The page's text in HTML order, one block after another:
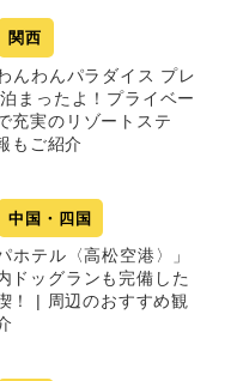
関西
んわんパラダイス プレ
まったよ！プライベー
充実のリゾートステ
もご紹介
中国・四国
ホテル〈高松空港〉」
ドッグランも完備した
！ | 周辺のおすすめ観